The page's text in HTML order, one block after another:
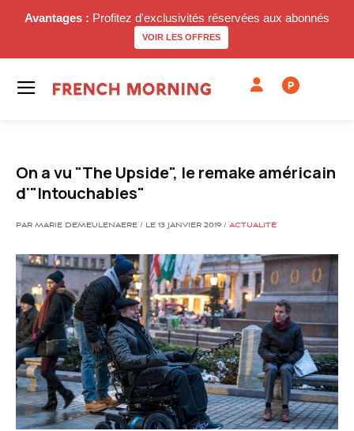
Avantages : Profitez d'exclusivités réservées aux abonnés
VOIR LES OFFRES
P
On a vu "The Upside", le remake américain
d'"Intouchables"
PAR MARIE DEMEULENAERE / LE 13 JANVIER 2019 / ACTUALITÉ